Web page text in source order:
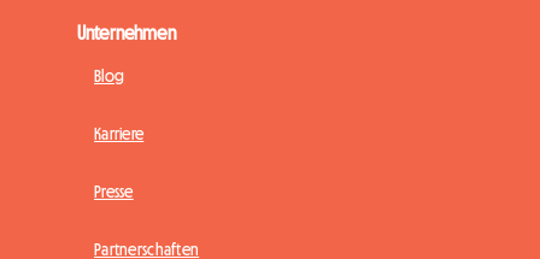
Unternehmen
Blog
Karriere
Presse
Partnerschaften